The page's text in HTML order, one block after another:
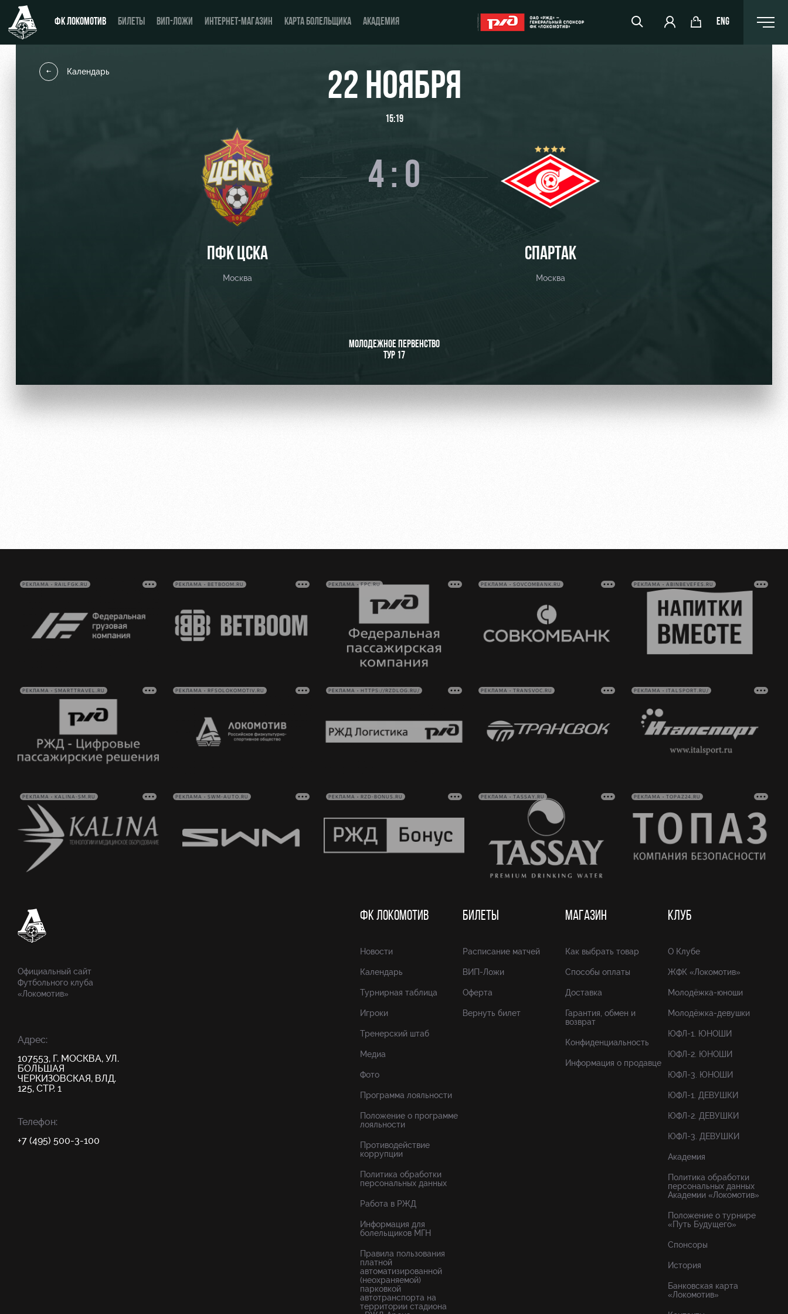
ФК ЛОКОМОТИВ БИЛЕТЫ ВИП-ЛОЖИ ИНТЕРНЕТ-МАГАЗИН КАРТА БОЛЕЛЬЩИКА АКАДЕМИЯ ENG
ВИП-ЗОНЫ
СЕМЕЙНЫЙ СЕКТОР
Туры по стадиону
Стать партнером Аренда площадей
Академия
Как поступить
Заставки
Программа лояльности
Календарь 22 НОЯБРЯ
15:19
ПФК ЦСКА
Москва
4 : 0
СПАРТАК
Москва
МОЛОДЕЖНОЕ ПЕРВЕНСТВО
ТУР 17
РЕКЛАМА • RAILFGK.RU РЕКЛАМА • BETBOOM.RU РЕКЛАМА • FPC.RU РЕКЛАМА • SOVCOMBANK.RU РЕКЛАМА • ABINBEVEFES.RU
РЕКЛАМА • SMARTTRAVEL.RU РЕКЛАМА • RFSOLOKOMOTIV.RU РЕКЛАМА • HTTPS://RZDLOG.RU/ РЕКЛАМА • TRANSVOC.RU РЕКЛАМА • ITALSPORT.RU/
РЕКЛАМА • KALINA-SM.RU РЕКЛАМА • SWM-AUTO.RU РЕКЛАМА • RZD-BONUS.RU РЕКЛАМА • TASSAY.RU РЕКЛАМА • TOPAZ24.RU
Официальный сайт
Футбольного клуба
«Локомотив»
Адрес:
107553, Г. МОСКВА, УЛ.
БОЛЬШАЯ
ЧЕРКИЗОВСКАЯ, ВЛД.
125, СТР. 1
Телефон:
+7 (495) 500-3-100
ФК ЛОКОМОТИВ
Новости
Календарь
Турнирная таблица
Игроки
Тренерский штаб
Медиа
Фото
Программа лояльности
Положение о программе
лояльности
Противодействие
коррупции
Политика обработки
персональных данных
Работа в РЖД
Информация для
болельщиков МГН
Правила пользования
платной
автоматизированной
(неохраняемой)
парковкой
автотранспорта на
территории стадиона
БИЛЕТЫ
Расписание матчей
ВИП-Ложи
Оферта
Вернуть билет
МАГАЗИН
Как выбрать товар
Способы оплаты
Доставка
Гарантия, обмен и
возврат
Конфиденциальность
Информация о продавце
КЛУБ
О Клубе
ЖФК «Локомотив»
Молодёжка-юноши
Молодёжка-девушки
ЮФЛ-1. ЮНОШИ
ЮФЛ-2. ЮНОШИ
ЮФЛ-3. ЮНОШИ
ЮФЛ-1. ДЕВУШКИ
ЮФЛ-2. ДЕВУШКИ
ЮФЛ-3. ДЕВУШКИ
Академия
Политика обработки
персональных данных
Академии «Локомотив»
Положение о турнире
«Путь Будущего»
Спонсоры
История
Банковская карта
«Локомотив»